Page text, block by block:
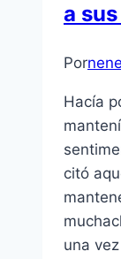
a
Por
Hacía
citó
una